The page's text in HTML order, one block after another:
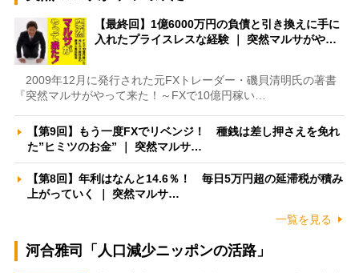
【最終回】1億6000万円の負債と引き換えに手に
入れたプライスレスな経験 ｜ 突然マルサがや…
2009年12月に発行された元FXトレーダー・磯貝清明氏の著書
『突然マルサがやって来た！～FXで10億円稼い…
【第9回】もう一度FXでリベンジ！ 種銭は差し押さえを免れ
た”ヒミツのお金” ｜ 突然マルサ…
【第8回】年利はなんと14.6％！ 毎日5万円超の延滞税が積み
上がっていく ｜ 突然マルサ…
一覧を見る
河合雅司「人口減少ニッポンの活路」